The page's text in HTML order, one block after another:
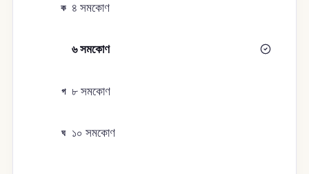
ক ৪ সমকোণ
৬ সমকোণ
গ ৮ সমকোণ
ঘ ১০ সমকোণ